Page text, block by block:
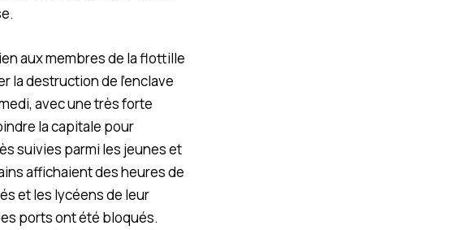
aux membres de la flottille
la destruction de l’enclave
avec une très forte
la capitale pour
suivies parmi les jeunes et
affichaient des heures de
et les lycéens de leur
ports ont été bloqués.